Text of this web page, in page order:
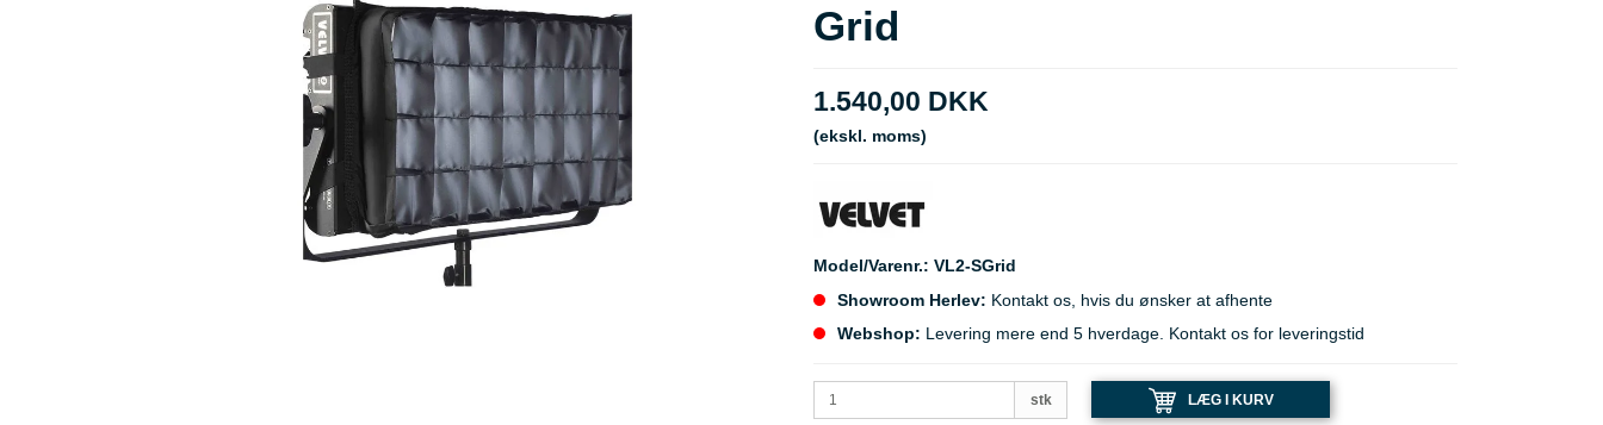
Grid
1.540,00 DKK
(ekskl. moms)
Model/Varenr.: VL2-SGrid
Showroom Herlev: Kontakt os, hvis du ønsker at afhente
Webshop: Levering mere end 5 hverdage. Kontakt os for leveringstid
stk LÆG I KURV